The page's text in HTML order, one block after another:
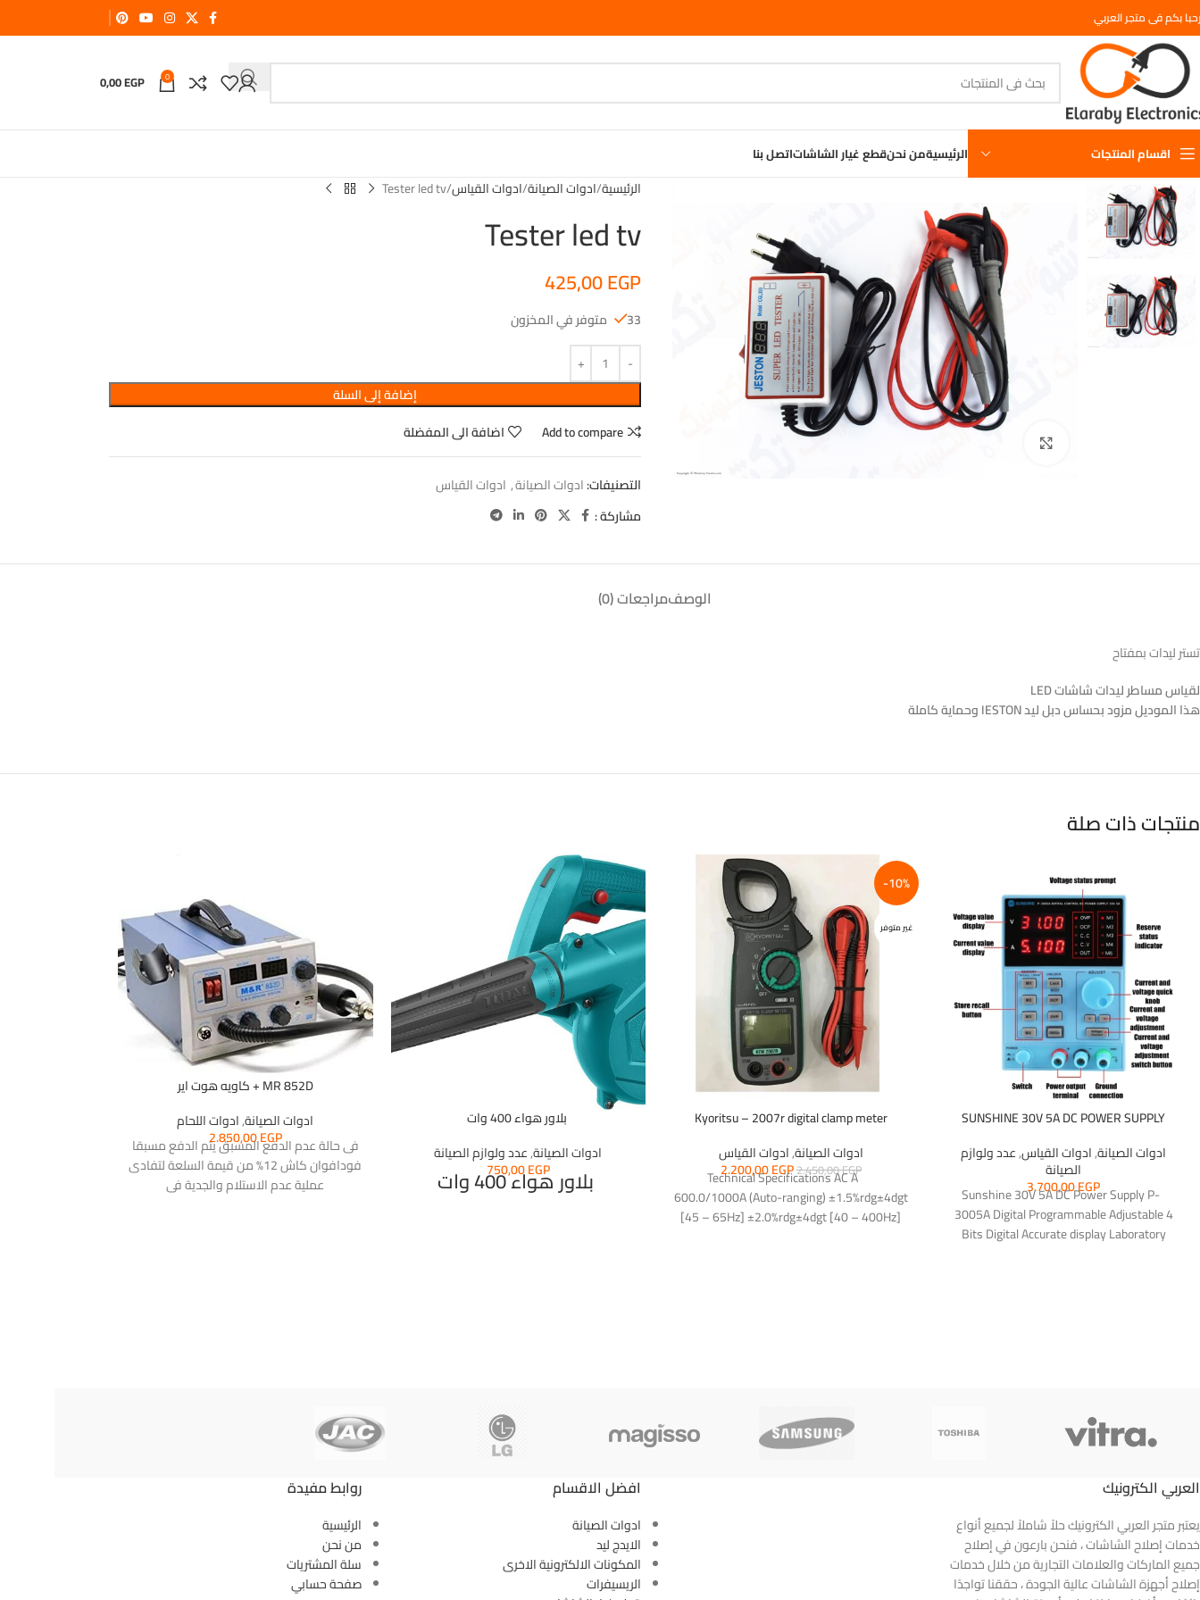
بكم فى متجر العربي
0
0,00EGP
اقسام المنتجات الرئيسيةمن نحنقطع غيار الشاشاتاتصل بنا
الرئيسية ادوات الصيانة ادوات القياس Tester led tv
Tester led tv
425,00EGP
33 متوفر في المخزون
إضافة إلى السلة
Add to compare
اضافة الى المفضلة
التصنيفات:ادوات الصيانة, ادوات القياس
مشاركة :
الوصفمراجعات (0)
تستر ليدات بمفتاح
لقياس مساطر ليدات شاشات LED
هذا الموديل مزود بحساس دبل ليد IESTON وحماية كاملة
منتجات ذات صلة
SUNSHINE 30V 5A DC POWER SUPPLY
ادوات الصيانة,ادوات القياس,عدد ولوازم
الصيانة
3.700,00EGP
Sunshine 30V 5A DC Power Supply P-
3005A Digital Programmable Adjustable 4
Bits Digital Accurate display Laboratory
-10%
غير متوفر
Kyoritsu – 2007r digital clamp meter
ادوات الصيانة,ادوات القياس
2.450,00EGP
2.200,00EGP
Technical Specifications AC A
600.0/1000A (Auto-ranging) ±1.5%rdg±4dgt
[45 – 65Hz] ±2.0%rdg±4dgt [40 – 400Hz]
بلاور هواء 400 وات
ادوات الصيانة,عدد ولوازم الصيانة
750,00EGP
بلاور هواء 400 وات
MR 852D + كاويه هوت اير
ادوات الصيانة,ادوات اللحام
2.850,00EGP
فى حالة عدم الدفع المسبق يتم الدفع مسبقا
فودافوان كاش 12% من قيمة السلعة لتفادى
عملية عدم الاستلام والجدية فى
العربي الكترونيك
يعتبر متجر العربي الكترونيك حلاً شاملاً لجميع أنواع
خدمات إصلاح الشاشات ، فنحن بارعون في إصلاح
جميع الماركات والعلامات التجارية من خلال خدمات
إصلاح أجهزة الشاشات عالية الجودة ، حققنا تواجدًا
افضل الاقسام
ادوات الصيانة
الايدج ليد
المكونات الالكترونية الاخرى
الريسيفرات
روابط مفيدة
الرئيسية
من نحن
سلة المشتريات
صفحة حسابي